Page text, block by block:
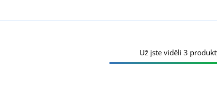
Už jste viděli 3